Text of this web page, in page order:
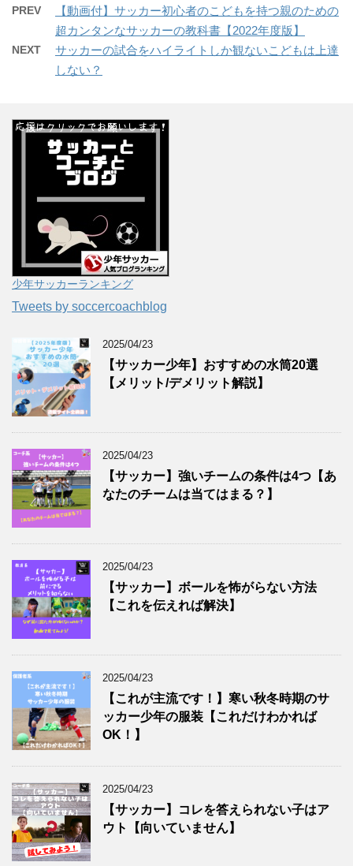
PREV
【動画付】サッカー初心者のこどもを持つ親のための
超カンタンなサッカーの教科書【2022年度版】
NEXT
サッカーの試合をハイライトしか観ないこどもは上達
しない？
少年サッカーランキング
Tweets by soccercoachblog
2025/04/23
【サッカー少年】おすすめの水筒20選
【メリット/デメリット解説】
2025/04/23
【サッカー】強いチームの条件は4つ【あ
なたのチームは当てはまる？】
2025/04/23
【サッカー】ボールを怖がらない方法
【これを伝えれば解決】
2025/04/23
【これが主流です！】寒い秋冬時期のサ
ッカー少年の服装【これだけわかれば
OK！】
2025/04/23
【サッカー】コレを答えられない子はア
ウト【向いていません】